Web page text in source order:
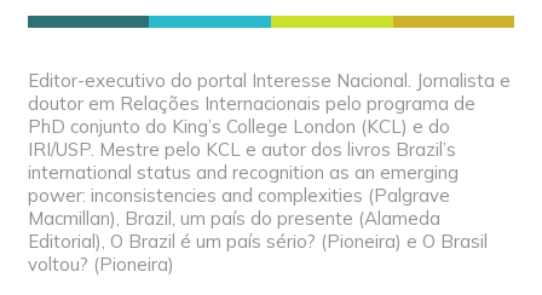
Editor-executivo do portal Interesse Nacional. Jornalista e
doutor em Relações Internacionais pelo programa de
PhD conjunto do King’s College London (KCL) e do
IRI/USP. Mestre pelo KCL e autor dos livros Brazil’s
international status and recognition as an emerging
power: inconsistencies and complexities (Palgrave
Macmillan), Brazil, um país do presente (Alameda
Editorial), O Brazil é um país sério? (Pioneira) e O Brasil
voltou? (Pioneira)